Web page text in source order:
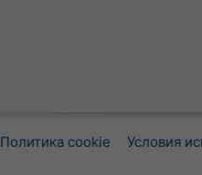
Политика cookie Условия